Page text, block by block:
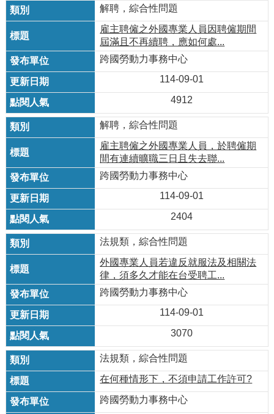
解聘，綜合性問題
雇主聘僱之外國專業人員因聘僱期間
屆滿且不再續聘，應如何處...
跨國勞動力事務中心
114-09-01
4912
解聘，綜合性問題
雇主聘僱之外國專業人員，於聘僱期
間有連續曠職三日且失去聯...
跨國勞動力事務中心
114-09-01
2404
法規類，綜合性問題
外國專業人員若違反就服法及相關法
律，須多久才能在台受聘工...
跨國勞動力事務中心
114-09-01
3070
法規類，綜合性問題
在何種情形下，不須申請工作許可?
跨國勞動力事務中心